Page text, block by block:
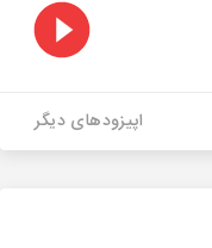
اپیزودهای دیگر